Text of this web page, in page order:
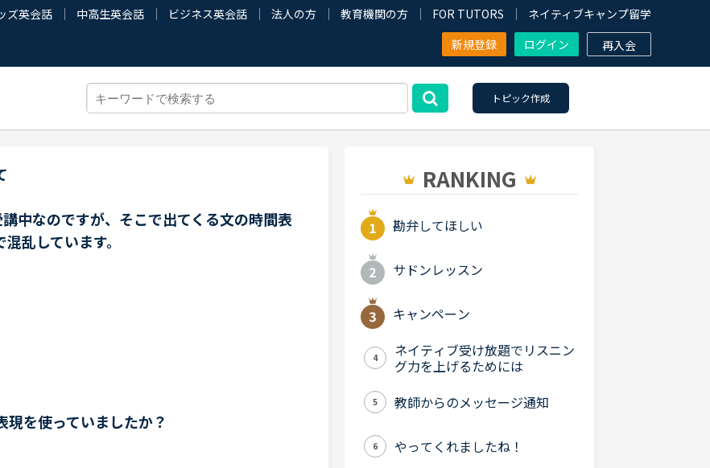
ズ英会話 中高生英会話 ビジネス英会話 法人の方 教育機関の方 FOR TUTORS
ネイティブキャンプ留学
新規登録
ログイン 再入会
トピック作成
中なのですが、そこで出てくる文の時間表
乱しています。
を使っていましたか？
RANKING
勘弁してほしい
サドンレッスン
キャンペーン
4
ネイティブ受け放題でリスニン
グ力を上げるためには
5 教師からのメッセージ通知
6 やってくれましたね！